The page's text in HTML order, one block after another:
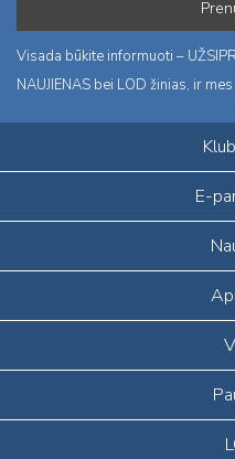
Visada būkite informuoti –
NAUJIENAS bei LOD žinias, ir
E-